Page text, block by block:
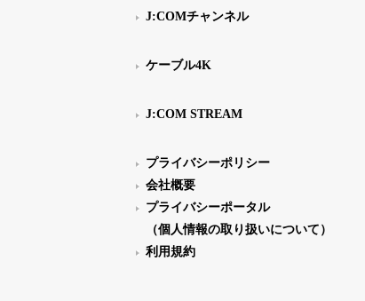
J:COMチャンネル
ケーブル4K
J:COM STREAM
プライバシーポリシー
会社概要
プライバシーポータル
（個人情報の取り扱いについて）
利用規約